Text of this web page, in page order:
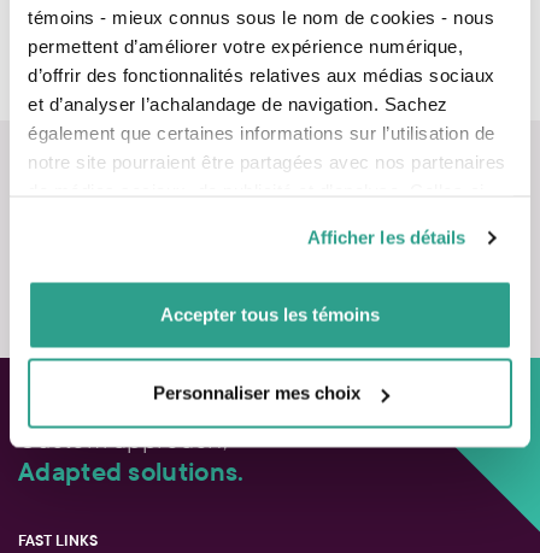
témoins - mieux connus sous le nom de cookies - nous
permettent d’améliorer votre expérience numérique,
d’offrir des fonctionnalités relatives aux médias sociaux
et d’analyser l’achalandage de navigation. Sachez
également que certaines informations sur l’utilisation de
notre site pourraient être partagées avec nos partenaires
vous leur auriez fournies ou qu’ils auraient collectées lors
de votre utilisation de leurs services.
Afficher les détails
Accepter tous les témoins
Personnaliser mes choix
CIRO member
For more information on a registered advisor view the CIRO
AdvisorReport
Custom approach,
Adapted solutions.
FAST LINKS